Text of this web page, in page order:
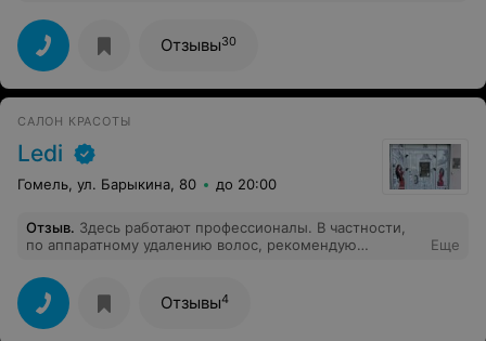
девушке Радмиле, отношение которой позволяет
чувствовать себя, как дома: все объяснит, расскажет,
покажет, порекомендует, 1000 раз позаботиться о всех
мелочах. Перепробовала все: бочку, сауну, массаж...
Ни одна из позиций не разочаровала, а наоборот
взять абонемент) Затем посетила данный салон с
мамой в качестве подарка, она также была в восторге.
Уверена, что мы вернёмся ещё не раз ради этих
невероятных ароматов, обретения успокоения души и
тела, настоящего релакса. Всем советую!))
Отзывы30
САЛОН КРАСОТЫ
Ledi
Гомель, ул. Барыкина, 80 до 20:00
Отзыв. Здесь работают профессионалы. В частности,
по аппаратному удалению волос, рекомендую
довольный клиент этого салона! Спасибо LEDI за Ваше
постоянство и качество.
Еще
Отзывы4